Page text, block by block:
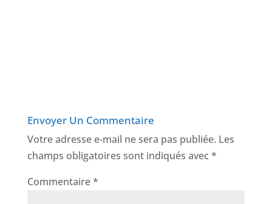
Envoyer Un Commentaire
Votre adresse e-mail ne sera pas publiée. Les
champs obligatoires sont indiqués avec *
Commentaire*